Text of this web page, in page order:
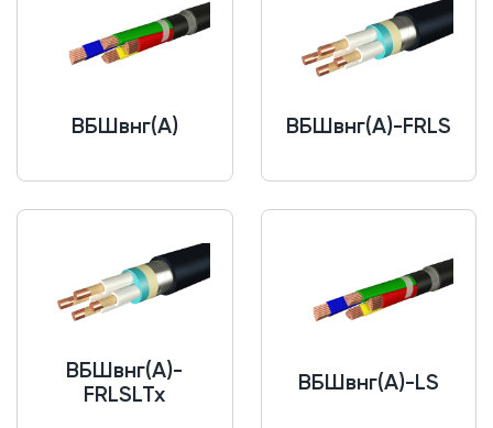
ВБШвнг(A) ВБШвнг(A)-FRLS
ВБШвнг(A)-
FRLSLTx
ВБШвнг(A)-LS